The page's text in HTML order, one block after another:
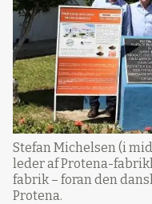
Stefan Michelsen (i
leder af Protena-
fabrik – foran den
Protena.